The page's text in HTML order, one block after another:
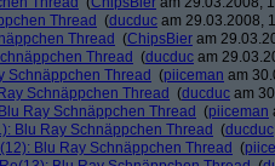
Thread (ducduc am 29.03.2008,
Thread (ChipsBier am
Thread (ducduc am
Schnäppchen Thread (piiceman am
Schnäppchen Thread (ducduc am
Ray Schnäppchen Thread (piiceman
Blu Ray Schnäppchen Thread (ducduc
Blu Ray Schnäppchen Thread (